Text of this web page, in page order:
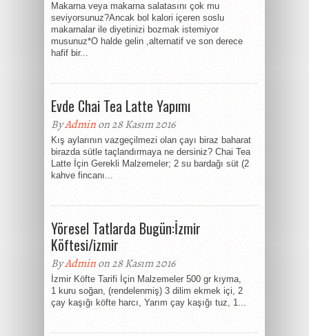
Makarna veya makarna salatasını çok mu
seviyorsunuz?Ancak bol kalori içeren soslu
makarnalar ile diyetinizi bozmak istemiyor
musunuz*O halde gelin ,alternatif ve son derece
hafif bir...
Evde Chai Tea Latte Yapımı
ByAdminon 28 Kasım 2016
Kış aylarının vazgeçilmezi olan çayı biraz baharat
birazda sütle taçlandırmaya ne dersiniz? Chai Tea
Latte İçin Gerekli Malzemeler; 2 su bardağı süt (2
kahve fincanı...
Yöresel Tatlarda Bugün:İzmir
Köftesi/izmir
ByAdminon 28 Kasım 2016
İzmir Köfte Tarifi İçin Malzemeler 500 gr kıyma,
1 kuru soğan, (rendelenmiş) 3 dilim ekmek içi, 2
çay kaşığı köfte harcı, Yarım çay kaşığı tuz, 1...